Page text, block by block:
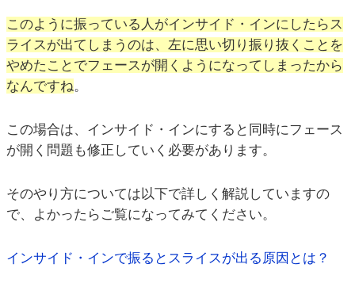
このように振っている人がインサイド・インにしたらス
ライスが出てしまうのは、左に思い切り振り抜くことを
やめたことでフェースが開くようになってしまったから
なんですね。
この場合は、インサイド・インにすると同時にフェース
が開く問題も修正していく必要があります。
そのやり方については以下で詳しく解説していますの
で、よかったらご覧になってみてください。
インサイド・インで振るとスライスが出る原因とは？